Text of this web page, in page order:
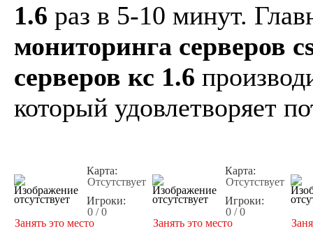
1.6 раз в 5-10 минут.
мониторинга серверов
серверов кс 1.6
который удовлетворяет
Карта:
Отсутствует
Игроки:
0 / 0
Занять это место
Карта:
Отсутствует
Игроки:
0 / 0
Занять это место